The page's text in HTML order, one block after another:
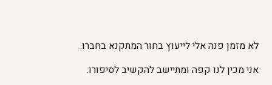
לא מזמן פנה אלי לייעוץ בחור המתקנא בחברו.
אני מכין לנו קפה ומתיישב להקשיב לסיפורו.